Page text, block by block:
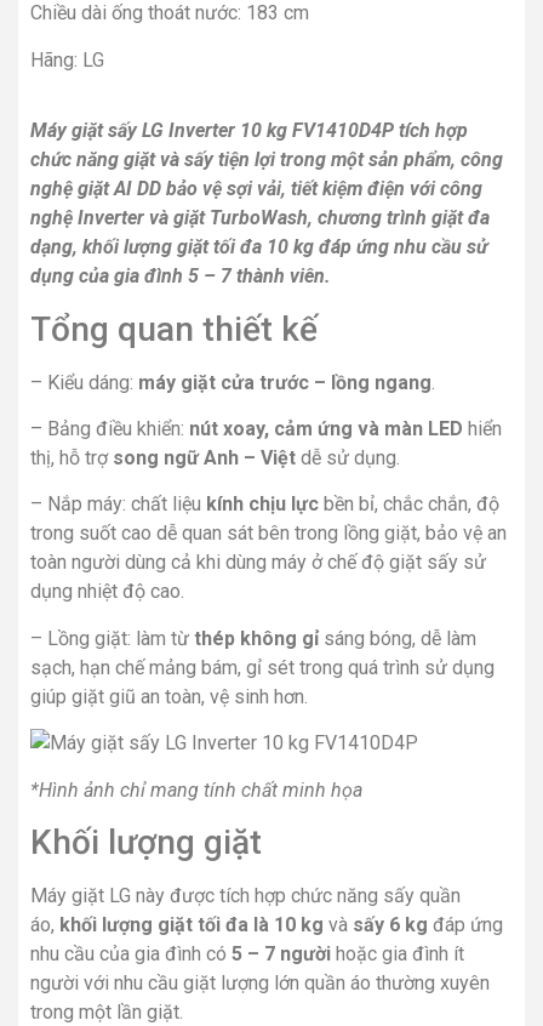
Chiều dài ống thoát nước: 183 cm
Hãng: LG
Máy giặt sấy LG Inverter 10 kg FV1410D4P tích hợp
chức năng giặt và sấy tiện lợi trong một sản phẩm, công
nghệ giặt AI DD bảo vệ sợi vải, tiết kiệm điện với công
nghệ Inverter và giặt TurboWash, chương trình giặt đa
dạng, khối lượng giặt tối đa 10 kg đáp ứng nhu cầu sử
dụng của gia đình 5 – 7 thành viên.
Tổng quan thiết kế
– Kiểu dáng: máy giặt cửa trước – lồng ngang
– Bảng điều khiển: nút xoay, cảm ứng và màn LED hiển
thị, hỗ trợ song ngữ Anh – Việt dễ sử dụng.
– Nắp máy: chất liệu kính chịu lực bền bỉ, chắc chắn, độ
trong suốt cao dễ quan sát bên trong lồng giặt, bảo vệ an
toàn người dùng cả khi dùng máy ở chế độ giặt sấy sử
dụng nhiệt độ cao.
– Lồng giặt: làm từ thép không gỉ sáng bóng, dễ làm
sạch, hạn chế mảng bám, gỉ sét trong quá trình sử dụng
giúp giặt giũ an toàn, vệ sinh hơn.
*Hình ảnh chỉ mang tính chất minh họa
Khối lượng giặt
Máy giặt LG này được tích hợp chức năng sấy quần
áo, khối lượng giặt tối đa là 10 kg và sấy 6 kg đáp ứng
nhu cầu của gia đình có 5 – 7 người hoặc gia đình ít
người với nhu cầu giặt lượng lớn quần áo thường xuyên
trong một lần giặt.